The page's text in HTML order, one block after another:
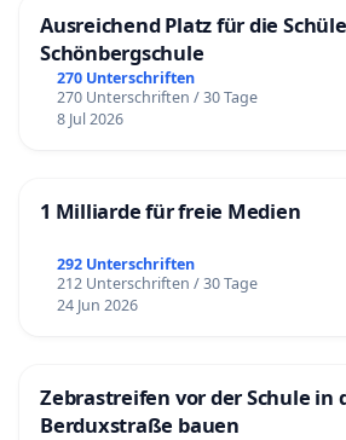
Ausreichend Platz für die
Schönbergschule
270 Unterschriften
270 Unterschriften / 30 Tage
8 Jul 2026
1 Milliarde für freie Medien
292 Unterschriften
212 Unterschriften / 30 Tage
24 Jun 2026
Zebrastreifen vor der Schule in
Berduxstraße bauen